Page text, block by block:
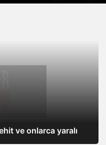
ve onlarca yaralı